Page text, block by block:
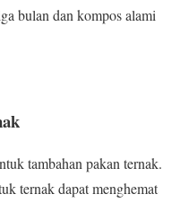
bulan dan kompos alami
tambahan pakan ternak.
ternak dapat menghemat